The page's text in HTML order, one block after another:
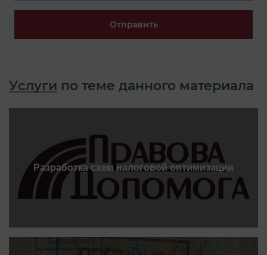
Отправить
Услуги по теме данного материала
Разработка схем налоговой оптимизации